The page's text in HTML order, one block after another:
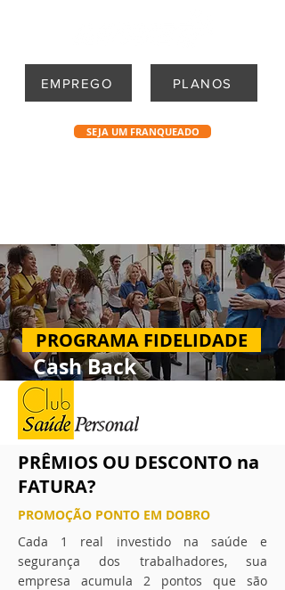
EMPREGO PLANOS
SEJA UM FRANQUEADO
PROGRAMA FIDELIDADE
Cash Back
PRÊMIOS OU DESCONTO na
FATURA?
PROMOÇÃO PONTO EM DOBRO
Cada 1 real investido na saúde e
segurança dos trabalhadores, sua
empresa acumula 2 pontos que são